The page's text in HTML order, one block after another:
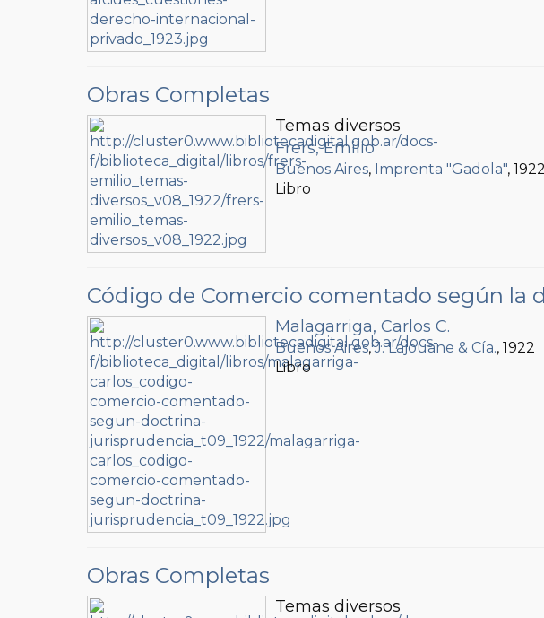
Obras Completas
Temas diversos
Frers, Emilio
Buenos Aires, Imprenta "Gadola", 1922
Libro
Código de Comercio comentado según la
Malagarriga, Carlos C.
Buenos Aires,J. Lajouane & Cía., 1922
Libro
Obras Completas
Temas diversos